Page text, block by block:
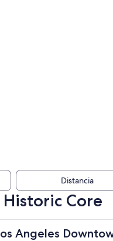
Distancia
Core
Angeles
Downtown